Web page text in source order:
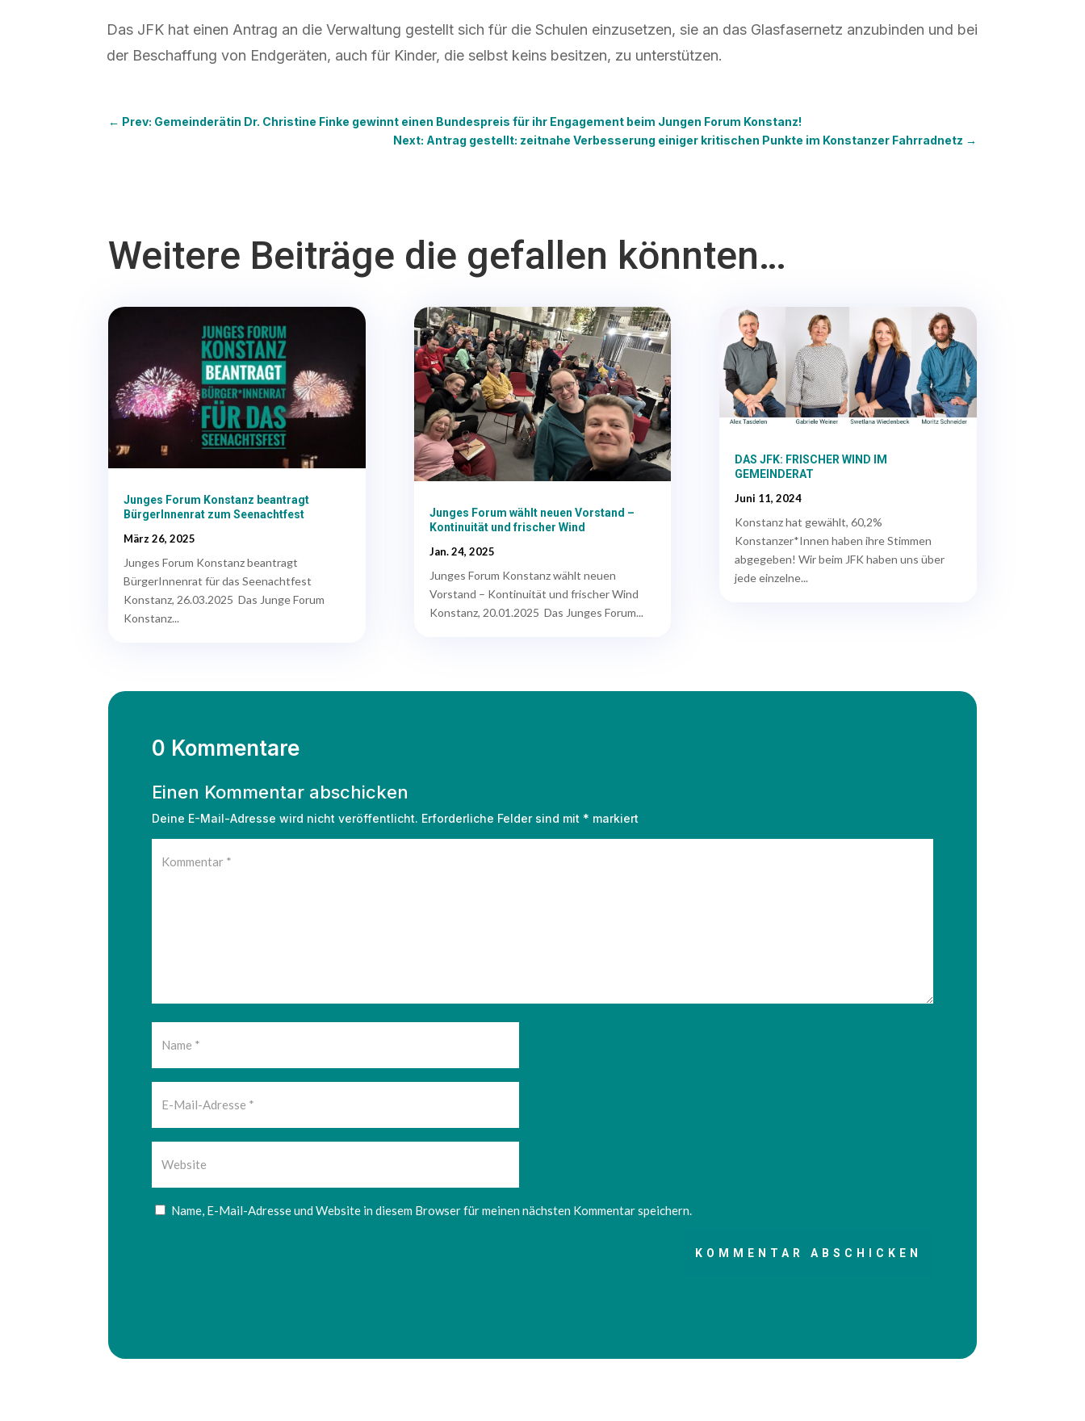
Das JFK hat einen Antrag an die Verwaltung gestellt sich für die Schulen einzusetzen, sie an das Glasfasernetz anzubinden und bei
der Beschaffung von Endgeräten, auch für Kinder, die selbst keins besitzen, zu unterstützen.
← Prev: Gemeinderätin Dr. Christine Finke gewinnt einen Bundespreis für ihr Engagement beim Jungen Forum Konstanz!
Next: Antrag gestellt: zeitnahe Verbesserung einiger kritischen Punkte im Konstanzer Fahrradnetz →
Weitere Beiträge die gefallen könnten…
Junges Forum Konstanz beantragt
BürgerInnenrat zum Seenachtfest
März 26, 2025
Junges Forum Konstanz beantragt
BürgerInnenrat für das Seenachtfest
Konstanz, 26.03.2025 Das Junge Forum
Konstanz...
Junges Forum wählt neuen Vorstand –
Kontinuität und frischer Wind
Jan. 24, 2025
Junges Forum Konstanz wählt neuen
Vorstand – Kontinuität und frischer Wind
Konstanz, 20.01.2025 Das Junges Forum...
DAS JFK: FRISCHER WIND IM
GEMEINDERAT
Juni 11, 2024
Konstanz hat gewählt, 60,2%
Konstanzer*Innen haben ihre Stimmen
abgegeben! Wir beim JFK haben uns über
jede einzelne...
0 Kommentare
Einen Kommentar abschicken
Deine E-Mail-Adresse wird nicht veröffentlicht. Erforderliche Felder sind mit * markiert
Name, E-Mail-Adresse und Website in diesem Browser für meinen nächsten Kommentar speichern.
KOMMENTAR ABSCHICKEN